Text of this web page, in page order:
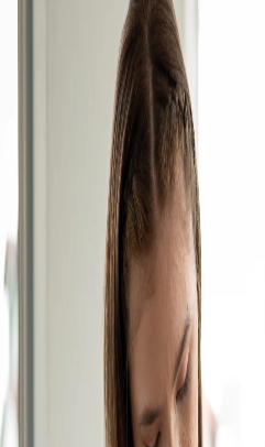
Campi/Unidades
Atendimento (21) 2574 8888
Conclua sua Matrícula
INSCREVA-SE
ÁREA DO ALUNO